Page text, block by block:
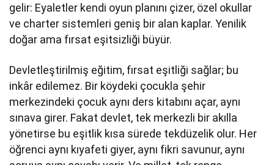
gelir: Eyaletler kendi oyun planını çizer, özel okullar
ve charter sistemleri geniş bir alan kaplar. Yenilik
doğar ama fırsat eşitsizliği büyür.
Devletleştirilmiş eğitim, fırsat eşitliği sağlar; bu
inkâr edilemez. Bir köydeki çocukla şehir
merkezindeki çocuk aynı ders kitabını açar, aynı
sınava girer. Fakat devlet, tek merkezli bir akılla
yönetirse bu eşitlik kısa sürede tekdüzelik olur. Her
öğrenci aynı kıyafeti giyer, aynı fikri savunur, aynı